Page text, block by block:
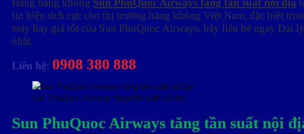
tín hiệu tích cực cho thị trường hàng không Việt Nam, đặc biệt
máy bay giá tốt của Sun PhuQuoc Airways, hãy liên hệ ngay Đại
nhất.
Liên hệ: 0908 380 888
Sun PhuQuoc Airways tăng tần suất nội địa
Sun PhuQuoc Airways tăng tần suất nội